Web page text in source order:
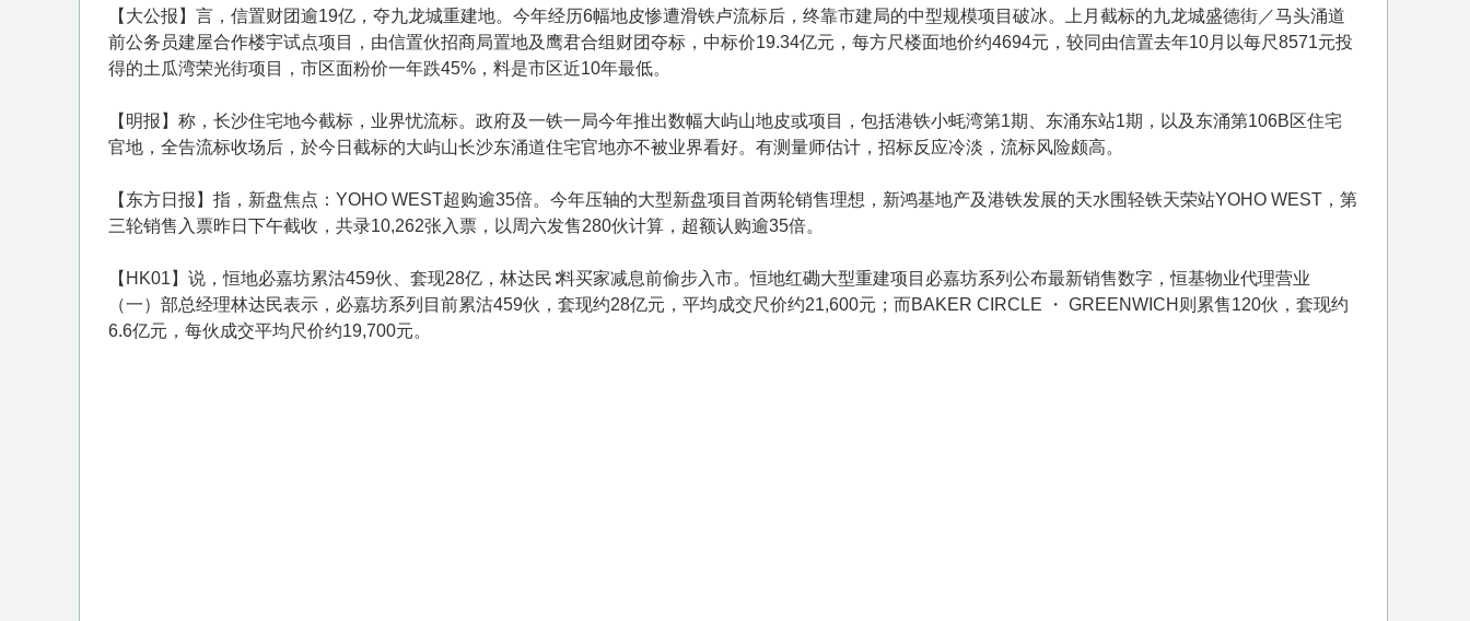
【大公报】言， 信置财团逾19亿，夺九龙城重建地。今年经历6幅地皮惨遭滑铁卢流标后，终靠市建局的中型规模项目破冰。上月截标的九龙城盛德街／马头涌道
前公务员建屋合作楼宇试点项目，由信置伙招商局置地及鹰君合组财团夺标，中标价19.34亿元，每方尺楼面地价约4694元，较同由信置去年10月以每尺8571元投
得的土瓜湾荣光街项目，市区面粉价一年跌45%，料是市区近10年最低。
【明报】称，长沙住宅地今截标，业界忧流标。政府及一铁一局今年推出数幅大屿山地皮或项目，包括港铁小蚝湾第1期、东涌东站1期，以及东涌第106B区住宅
官地，全告流标收场后，於今日截标的大屿山长沙东涌道住宅官地亦不被业界看好。有测量师估计，招标反应冷淡，流标风险颇高。
【东方日报】指，新盘焦点：YOHO WEST超购逾35倍。今年压轴的大型新盘项目首两轮销售理想，新鸿基地产及港铁发展的天水围轻铁天荣站YOHO WEST，第
三轮销售入票昨日下午截收，共录10,262张入票，以周六发售280伙计算，超额认购逾35倍。
【HK01】说，恒地必嘉坊累沽459伙、套现28亿，林达民∶料买家减息前偷步入市。恒地红磡大型重建项目必嘉坊系列公布最新销售数字，恒基物业代理营业
（一）部总经理林达民表示，必嘉坊系列目前累沽459伙，套现约28亿元，平均成交尺价约21,600元；而BAKER CIRCLE ・ GREENWICH则累售120伙，套现约
6.6亿元，每伙成交平均尺价约19,700元。